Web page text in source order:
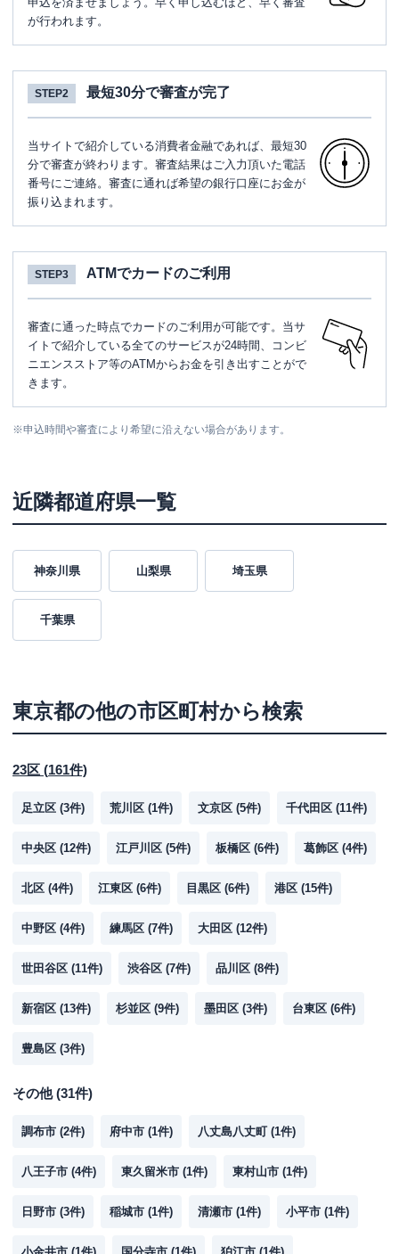
が行われます。
STEP2 最短30分で審査が完了
当サイトで紹介している消費者金融であれば、最短30
分で審査が終わります。審査結果はご入力頂いた電話
番号にご連絡。審査に通れば希望の銀行口座にお金が
振り込まれます。
STEP3 ATMでカードのご利用
審査に通った時点でカードのご利用が可能です。当サ
イトで紹介している全てのサービスが24時間、コンビ
ニエンスストア等のATMからお金を引き出すことがで
きます。
※申込時間や審査により希望に沿えない場合があります。
近隣都道府県一覧
神奈川県 山梨県 埼玉県
千葉県
東京都の他の市区町村から検索
23区 (161件)
足立区 (3件) 荒川区 (1件) 文京区 (5件) 千代田区 (11件)
中央区 (12件) 江戸川区 (5件) 板橋区 (6件) 葛飾区 (4件)
北区 (4件) 江東区 (6件) 目黒区 (6件) 港区 (15件)
中野区 (4件) 練馬区 (7件) 大田区 (12件)
世田谷区 (11件) 渋谷区 (7件) 品川区 (8件)
新宿区 (13件) 杉並区 (9件) 墨田区 (3件) 台東区 (6件)
豊島区 (3件)
その他(31件)
調布市 (2件) 府中市 (1件) 八丈島八丈町 (1件)
八王子市 (4件) 東久留米市 (1件) 東村山市 (1件)
日野市 (3件) 稲城市 (1件) 清瀬市 (1件) 小平市 (1件)